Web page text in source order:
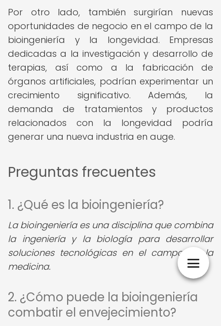
Por otro lado, también surgirían nuevas
oportunidades de negocio en el campo de la
bioingeniería y la longevidad. Empresas
dedicadas a la investigación y desarrollo de
terapias, así como a la fabricación de
órganos artificiales, podrían experimentar un
crecimiento significativo. Además, la
demanda de tratamientos y productos
relacionados con la longevidad podría
generar una nueva industria en auge.
Preguntas frecuentes
1. ¿Qué es la bioingeniería?
La bioingeniería es una disciplina que combina
la ingeniería y la biología para desarrollar
soluciones tecnológicas en el campo de la
medicina.
2. ¿Cómo puede la bioingeniería
combatir el envejecimiento?